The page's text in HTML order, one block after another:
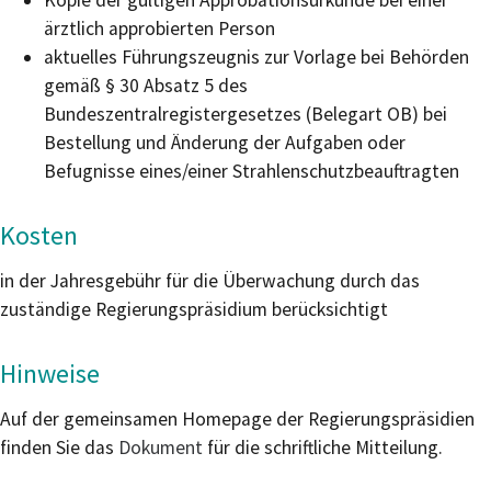
ärztlich approbierten Person
aktuelles Führungszeugnis zur Vorlage bei Behörden
gemäß § 30 Absatz 5 des
Bundeszentralregistergesetzes (Belegart OB) bei
Bestellung und Änderung der Aufgaben oder
Befugnisse eines/einer Strahlenschutzbeauftragten
Kosten
in der Jahresgebühr für die Überwachung durch das
zuständige Regierungspräsidium berücksichtigt
Hinweise
Auf der gemeinsamen Homepage der Regierungspräsidien
finden Sie das Dokument für die schriftliche Mitteilung.